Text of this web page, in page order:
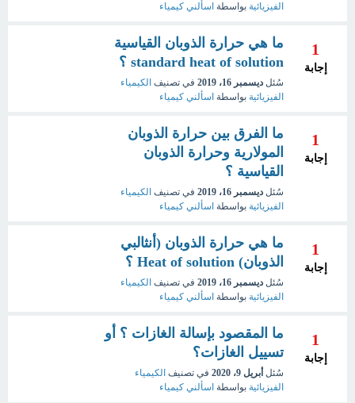
الفيزيائية بواسطة اسألني كيمياء
1
إجابة
ما هي حرارة الذوبان القياسية
standard heat of solution ؟
سُئل ديسمبر 16، 2019 في تصنيف الكيمياء
الفيزيائية بواسطة اسألني كيمياء
1
إجابة
ما الفرق بين حرارة الذوبان
المولارية وحرارة الذوبان
القياسية ؟
سُئل ديسمبر 16، 2019 في تصنيف الكيمياء
الفيزيائية بواسطة اسألني كيمياء
1
إجابة
ما هي حرارة الذوبان (أنثالبي
الذوبان) Heat of solution ؟
سُئل ديسمبر 16، 2019 في تصنيف الكيمياء
الفيزيائية بواسطة اسألني كيمياء
1
إجابة
ما المقصود بإسالة الغازات ؟ أو
تسييل الغازات؟
سُئل أبريل 9، 2020 في تصنيف الكيمياء
الفيزيائية بواسطة اسألني كيمياء